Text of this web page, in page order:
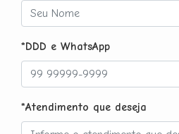
*DDD e WhatsApp
*Atendimento que deseja